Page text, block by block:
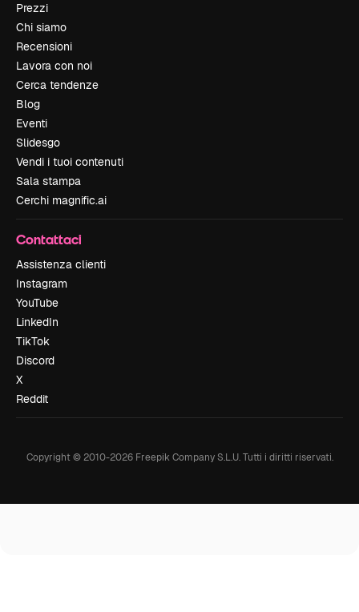
Prezzi
Chi siamo
Recensioni
Lavora con noi
Cerca tendenze
Blog
Eventi
Slidesgo
Vendi i tuoi contenuti
Sala stampa
Cerchi magnific.ai
Contattaci
Assistenza clienti
Instagram
YouTube
LinkedIn
TikTok
Discord
X
Reddit
Copyright © 2010-2026Freepik Company S.L.U. Tutti i diritti riservati.